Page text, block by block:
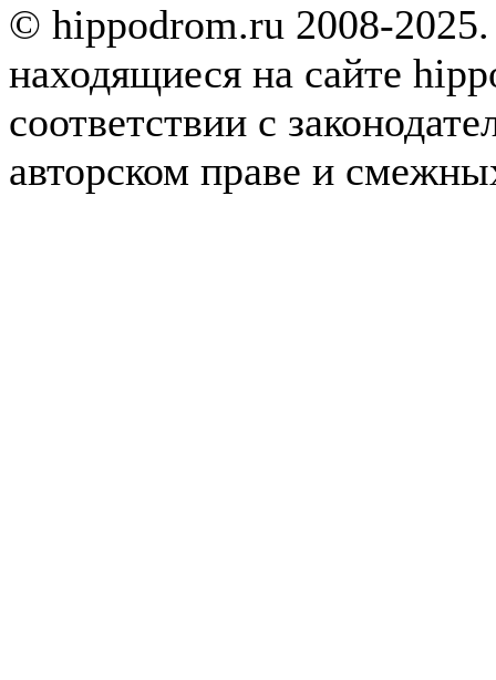
© hippodrom.ru 2008-
находящиеся на сайте
соответствии с
авторском праве и